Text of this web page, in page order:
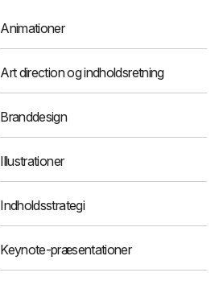
Animationer
Art direction og indholdsretning
Branddesign
Illustrationer
Indholdsstrategi
Keynote-præsentationer